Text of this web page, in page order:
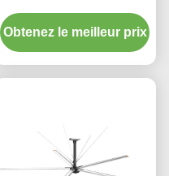
Ventilateurs de plafond
HVLS pour centres de
distribution
Obtenez le meilleur prix